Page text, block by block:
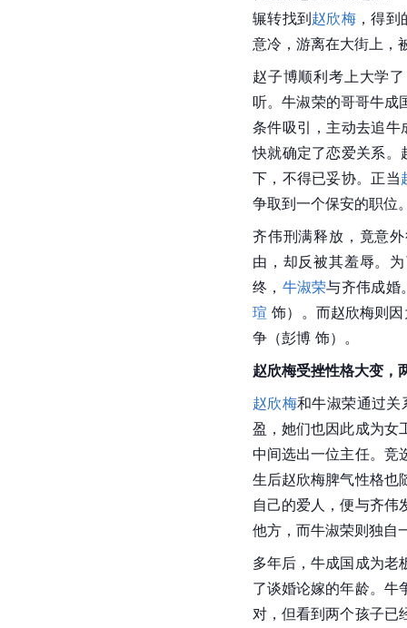
辗转找到赵欣梅 ，得
意冷，游离在大街上，
赵子博顺利考上大学
听。牛淑荣的哥哥牛成
条件吸引，主动去追牛
快就确定了恋爱关系。
下，不得已妥协。正当
争取到一个保安的职位
齐伟刑满释放，竟意
由，却反被其羞辱。
终， 牛淑荣与齐伟成婚
瑄 饰）。而赵欣梅则
争（彭博 饰）。
赵欣梅受挫性格大变，
赵欣梅和牛淑荣通过关
盈，她们也因此成为女
中间选出一位主任。竞
生后赵欣梅脾气性格也
自己的爱人，便与齐伟
他方，而牛淑荣则独自
多年后，牛成国成为老
了谈婚论嫁的年龄。牛
对，但看到两个孩子已